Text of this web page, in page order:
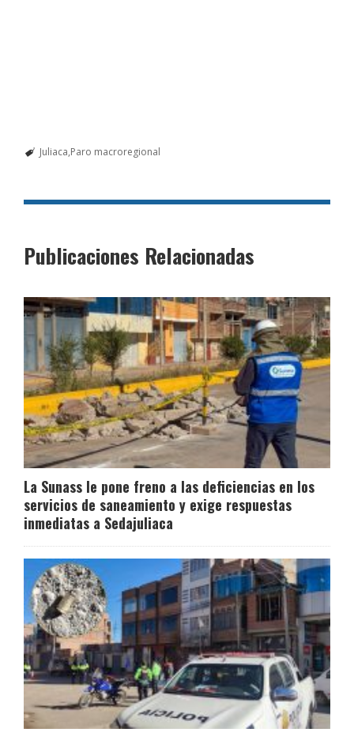
Juliaca Paro macroregional
Publicaciones Relacionadas
La Sunass le pone freno a las deficiencias en los
servicios de saneamiento y exige respuestas
inmediatas a Sedajuliaca